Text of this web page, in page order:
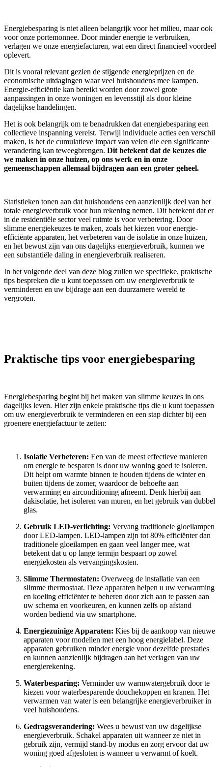
Energiebesparing is niet alleen belangrijk voor het milieu, maar ook
voor onze portemonnee. Door minder energie te verbruiken,
verlagen we onze energiefacturen, wat een direct financieel voordeel
oplevert.
Dit is vooral relevant gezien de stijgende energieprijzen en de
economische uitdagingen waar veel huishoudens mee kampen.
Energie-efficiëntie kan bereikt worden door zowel grote
aanpassingen in onze woningen en levensstijl als door kleine
dagelijkse handelingen.
Het is ook belangrijk om te benadrukken dat energiebesparing een
collectieve inspanning vereist. Terwijl individuele acties een verschil
maken, is het de cumulatieve impact van velen die een significante
verandering kan teweegbrengen. Dit betekent dat de keuzes die
we maken in onze huizen, op ons werk en in onze
gemeenschappen allemaal bijdragen aan een groter geheel.
Statistieken tonen aan dat huishoudens een aanzienlijk deel van het
totale energieverbruik voor hun rekening nemen. Dit betekent dat er
in de residentiële sector veel ruimte is voor verbetering. Door
slimme energiekeuzes te maken, zoals het kiezen voor energie-
efficiënte apparaten, het verbeteren van de isolatie in onze huizen,
en het bewust zijn van ons dagelijks energieverbruik, kunnen we
een substantiële daling in energieverbruik realiseren.
In het volgende deel van deze blog zullen we specifieke, praktische
tips bespreken die u kunt toepassen om uw energieverbruik te
verminderen en uw bijdrage aan een duurzamere wereld te
vergroten.
Praktische tips voor energiebesparing
Energiebesparing begint bij het maken van slimme keuzes in ons
dagelijks leven. Hier zijn enkele praktische tips die u kunt toepassen
om uw energieverbruik te verminderen en een stap dichter bij een
groenere energiefactuur te zetten:
Isolatie Verbeteren: Een van de meest effectieve manieren
om energie te besparen is door uw woning goed te isoleren.
Dit helpt om warmte binnen te houden tijdens de winter en
buiten tijdens de zomer, waardoor de behoefte aan
verwarming en airconditioning afneemt. Denk hierbij aan
dakisolatie, het isoleren van muren, en het gebruik van dubbel
glas.
Gebruik LED-verlichting: Vervang traditionele gloeilampen
door LED-lampen. LED-lampen zijn tot 80% efficiënter dan
traditionele gloeilampen en gaan veel langer mee, wat
betekent dat u op lange termijn bespaart op zowel
energiekosten als vervangingskosten.
Slimme Thermostaten: Overweeg de installatie van een
slimme thermostaat. Deze apparaten helpen u uw verwarming
en koeling efficiënter te beheren door zich aan te passen aan
uw schema en voorkeuren, en kunnen zelfs op afstand
worden bediend via uw smartphone.
Energiezuinige Apparaten: Kies bij de aankoop van nieuwe
apparaten voor modellen met een hoog energielabel. Deze
apparaten gebruiken minder energie voor dezelfde prestaties
en kunnen aanzienlijk bijdragen aan het verlagen van uw
energierekening.
Waterbesparing: Verminder uw warmwatergebruik door te
kiezen voor waterbesparende douchekoppen en kranen. Het
verwarmen van water is een belangrijke energieverbruiker in
veel huishoudens.
Gedragsverandering: Wees u bewust van uw dagelijkse
energieverbruik. Schakel apparaten uit wanneer ze niet in
gebruik zijn, vermijd stand-by modus en zorg ervoor dat uw
woning goed afgesloten is wanneer u verwarmt of koelt.